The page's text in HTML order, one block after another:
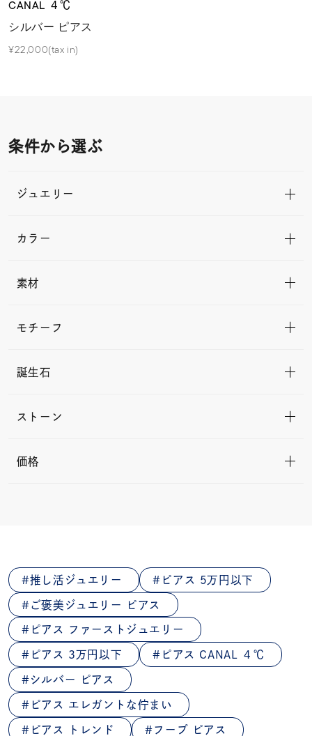
CANAL ４℃
シルバー ピアス
¥22,000(tax in)
条件から選ぶ
ジュエリー
カラー
素材
モチーフ
誕生石
ストーン
価格
推し活ジュエリー ピアス 5万円以下
ご褒美ジュエリー ピアス
ピアス ファーストジュエリー
ピアス 3万円以下 ピアス CANAL ４℃
シルバー ピアス
ピアス エレガントな佇まい
ピアス トレンド フープ ピアス